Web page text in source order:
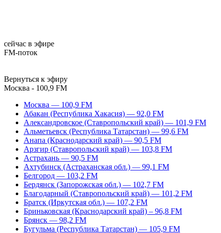
сейчас в эфире
FM-поток
Вернуться к эфиру
Москва - 100,9 FM
Москва — 100,9 FM
Абакан (Республика Хакасия) — 92,0 FM
Александровское (Ставропольский край) — 101,9 FM
Альметьевск (Республика Татарстан) — 99,6 FM
Анапа (Краснодарский край) — 90,5 FM
Арзгир (Ставропольский край) — 103,8 FM
Астрахань — 90,5 FM
Ахтубинск (Астраханская обл.) — 99,1 FM
Белгород — 103,2 FM
Бердянск (Запорожская обл.) — 102,7 FM
Благодарный (Ставропольский край) — 101,2 FM
Братск (Иркутская обл.) — 107,2 FM
Бриньковская (Краснодарский край) – 96,8 FM
Брянск — 98,2 FM
Бугульма (Республика Татарстан) — 105,9 FM